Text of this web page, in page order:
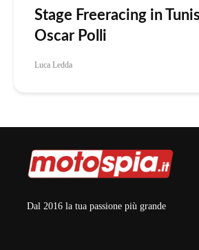
Stage Freeracing in
Oscar Polli
Luca Ledda
Dal 2016 la tua passione più grande